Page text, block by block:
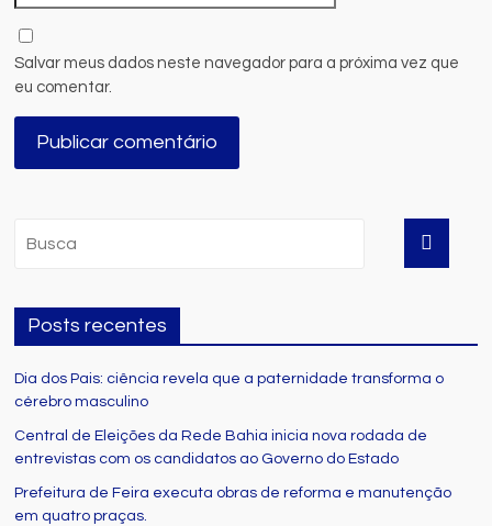
Salvar meus dados neste navegador para a próxima vez que
eu comentar.
Posts recentes
Dia dos Pais: ciência revela que a paternidade transforma o
cérebro masculino
Central de Eleições da Rede Bahia inicia nova rodada de
entrevistas com os candidatos ao Governo do Estado
Prefeitura de Feira executa obras de reforma e manutenção
em quatro praças.